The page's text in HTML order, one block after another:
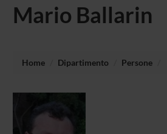
Mario Ballarin
Home Dipartimento Persone